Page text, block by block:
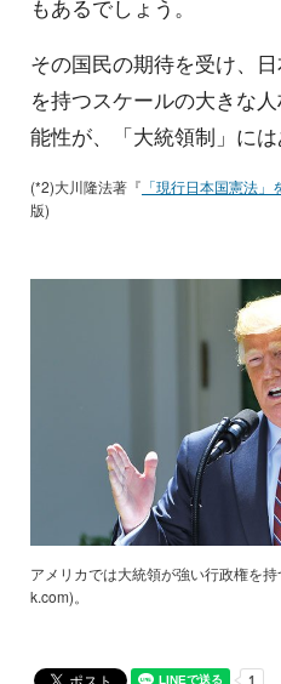
もあるでしょう。
その国民の期待を受け、
を持つスケールの大きな
能性が、「大統領制」には
(*2)大川隆法著『 「現行日本国憲法
版)
アメリカでは大統領が強い行政権を
k.com)。